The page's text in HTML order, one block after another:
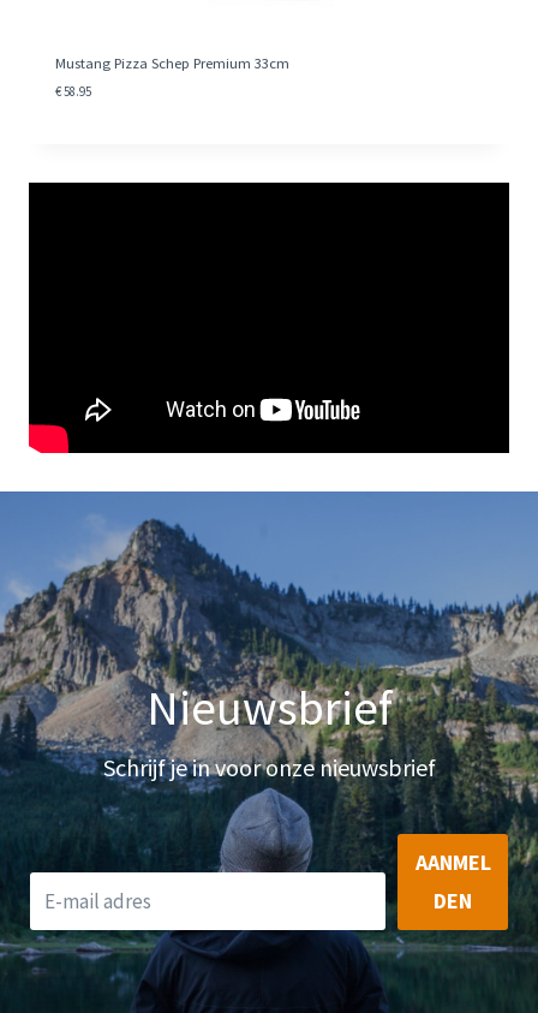
Mustang Pizza Schep Premium 33cm
€58.95
Nieuwsbrief
Schrijf je in voor onze nieuwsbrief
AANMEL
DEN